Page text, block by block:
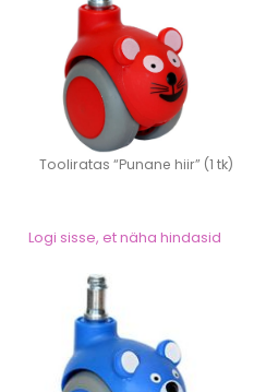
Tooliratas “Punane hiir” (1 tk)
Logi sisse, et näha hindasid